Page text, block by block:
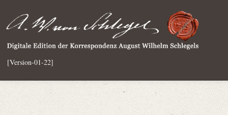
[Version-01-22]